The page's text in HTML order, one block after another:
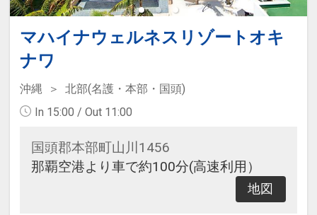
マハイナウェルネスリゾートオキ
ナワ
沖縄
北部(名護・本部・国頭)
In 15:00 / Out 11:00
国頭郡本部町山川1456
那覇空港より車で約100分(高速利用）
地図